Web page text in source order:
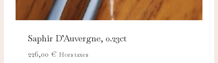
Saphir D’Auvergne, 0.23ct
226,00 € Hors taxes